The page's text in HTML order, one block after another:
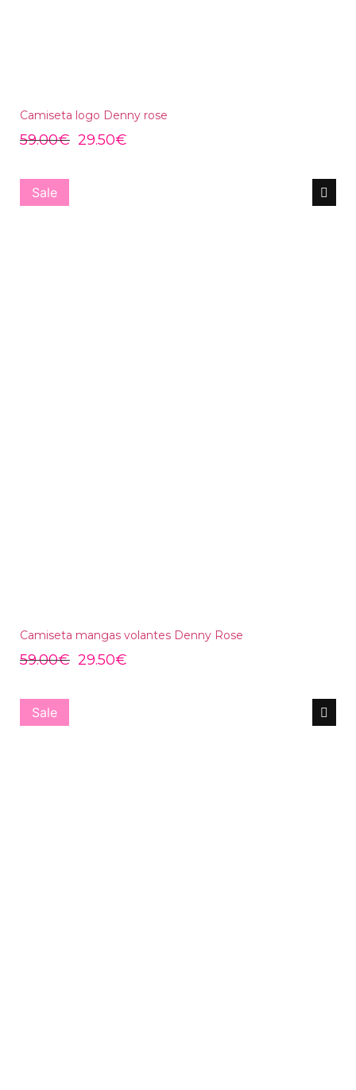
Camiseta logo Denny rose
59.00€ 29.50€
Sale
Camiseta mangas volantes Denny Rose
59.00€ 29.50€
Sale